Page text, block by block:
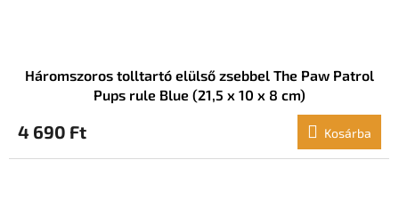
Háromszoros tolltartó elülső zsebbel The Paw Patrol
Pups rule Blue (21,5 x 10 x 8 cm)
4 690 Ft Kosárba